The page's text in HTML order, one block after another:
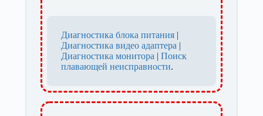
Диагностика блока питания|
Диагностика видео адаптера |
Диагностика монитора | Поиск
плавающей неисправности.